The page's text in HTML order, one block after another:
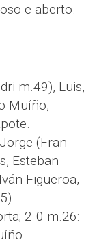
e aberto.
m.49), Luis,
Muíño,
(Fran
Esteban
Figueroa,
2-0 m.26: